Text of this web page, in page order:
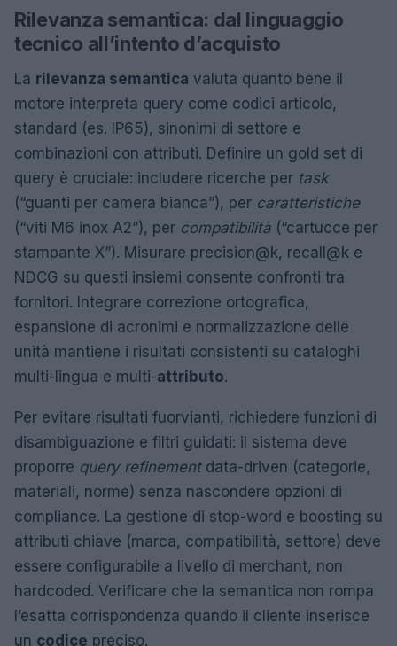
Rilevanza semantica: dal linguaggio
tecnico all’intento d’acquisto
La rilevanza semantica valuta quanto bene il
motore interpreta query come codici articolo,
standard (es. IP65), sinonimi di settore e
combinazioni con attributi. Definire un gold set di
query è cruciale: includere ricerche per task
(“guanti per camera bianca”), per caratteristiche
(“viti M6 inox A2”), per compatibilità (“cartucce per
stampante X”). Misurare precision@k, recall@k e
NDCG su questi insiemi consente confronti tra
fornitori. Integrare correzione ortografica,
espansione di acronimi e normalizzazione delle
unità mantiene i risultati consistenti su cataloghi
multi-lingua e multi-attributo.
Per evitare risultati fuorvianti, richiedere funzioni di
disambiguazione e filtri guidati: il sistema deve
proporre query refinementdata-driven (categorie,
materiali, norme) senza nascondere opzioni di
compliance. La gestione di stop-word e boosting su
attributi chiave (marca, compatibilità, settore) deve
essere configurabile a livello di merchant, non
hardcoded. Verificare che la semantica non rompa
l’esatta corrispondenza quando il cliente inserisce
un codice preciso.